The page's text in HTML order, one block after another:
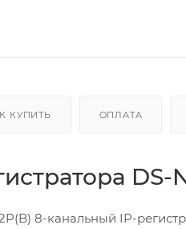
КУПИТЬ ОПЛАТА
DS-
8-канальный IP-